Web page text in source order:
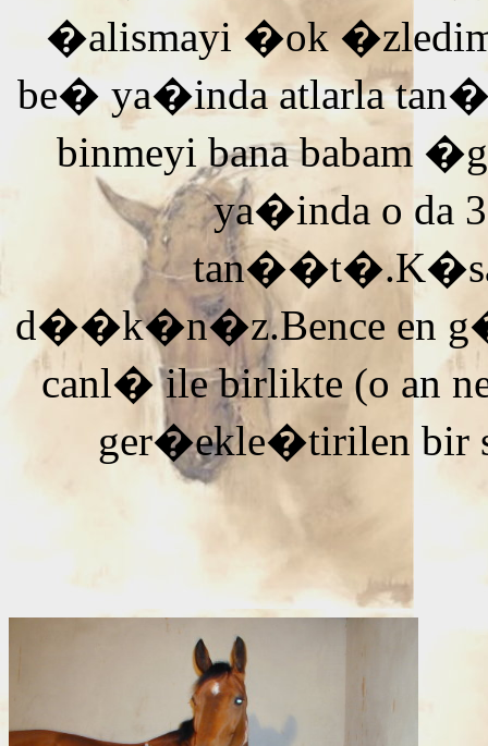
�alismayi �ok
be� ya�inda atlarla
binmeyi bana babam
ya�inda o da
d��k�n�z.Bence en
canl� ile birlikte (o an
ger�ekle�tirilen bir